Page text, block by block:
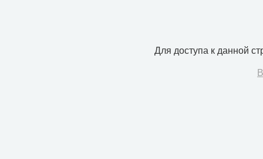
Для доступа к данной